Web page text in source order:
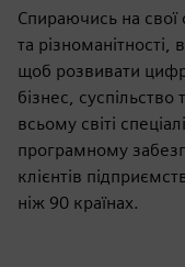
Спираючись на свої
та
щоб розвивати
бізнес,
всьому світі
програмному
клієнтів
ніж 90 країнах.